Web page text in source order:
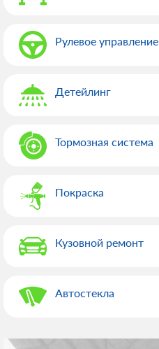
Рулевое управление
Детейлинг
Тормозная система
Покраска
Кузовной ремонт
Автостекла